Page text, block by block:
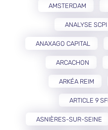
AMSTERDAM
ANALYSE SCPI
ANAXAGO CAPITAL
ARCACHON
ARKÉA REIM
ARTICLE 9
ASNIÈRES-SUR-SEINE